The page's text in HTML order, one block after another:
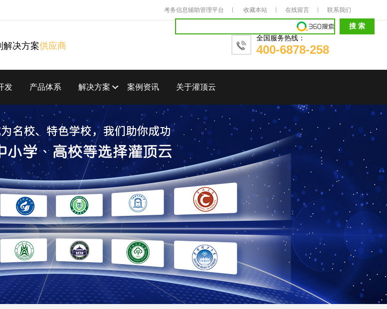
考务信息辅助管理平台 收藏本站 在线留言 联系我们
解决方案供应商
全国服务热线：
400-6878-258
发 产品体系 解决方案 案例资讯 关于灌顶云